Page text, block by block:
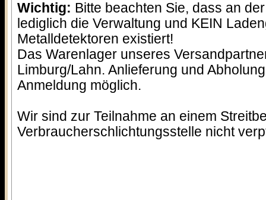
Wichtig: Bitte beachten Sie, dass an
lediglich die Verwaltung und KEIN
Metalldetektoren existiert!
Das Warenlager unseres
Limburg/Lahn. Anlieferung und
Anmeldung möglich.
Wir sind zur Teilnahme an einem
Verbraucherschlichtungsstelle nicht